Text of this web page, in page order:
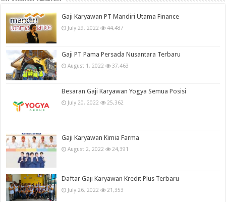
Gaji Karyawan PT Mandiri Utama Finance
July 29, 2022 44,487
Gaji PT Pama Persada Nusantara Terbaru
August 1, 2022 37,463
Besaran Gaji Karyawan Yogya Semua Posisi
July 20, 2022 25,362
Gaji Karyawan Kimia Farma
August 2, 2022 24,391
Daftar Gaji Karyawan Kredit Plus Terbaru
July 26, 2022 21,353